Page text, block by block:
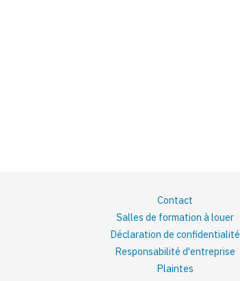
Contact
Salles de formation à louer
Déclaration de confidentialité
Responsabilité d'entreprise
Plaintes